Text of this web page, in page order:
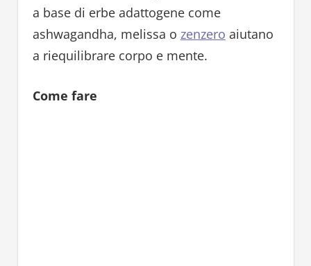
a base di erbe adattogene come
ashwagandha, melissa o zenzero aiutano
a riequilibrare corpo e mente.
Come fare